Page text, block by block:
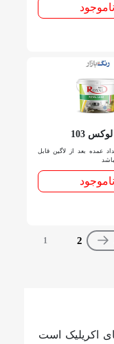
ناموجود
رنگ رويال لوكس 103
عمده بعد از لاگین قابل
ناموجود
1 2
اکریلیک است